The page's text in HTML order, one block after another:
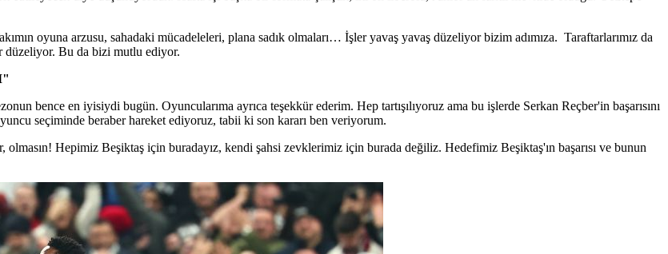
oyuna arzusu, sahadaki mücadeleleri, plana sadık olmaları… İşler yavaş yavaş düzeliyor bizim adımıza. Taraftarlarımız da
düzeliyor. Bu da bizi mutlu ediyor.
bence en iyisiydi bugün. Oyuncularıma ayrıca teşekkür ederim. Hep tartışılıyoruz ama bu işlerde Serkan Reçber'in başarısını
seçiminde beraber hareket ediyoruz, tabii ki son kararı ben veriyorum.
Hepimiz Beşiktaş için buradayız, kendi şahsi zevklerimiz için burada değiliz. Hedefimiz Beşiktaş'ın başarısı ve bunun